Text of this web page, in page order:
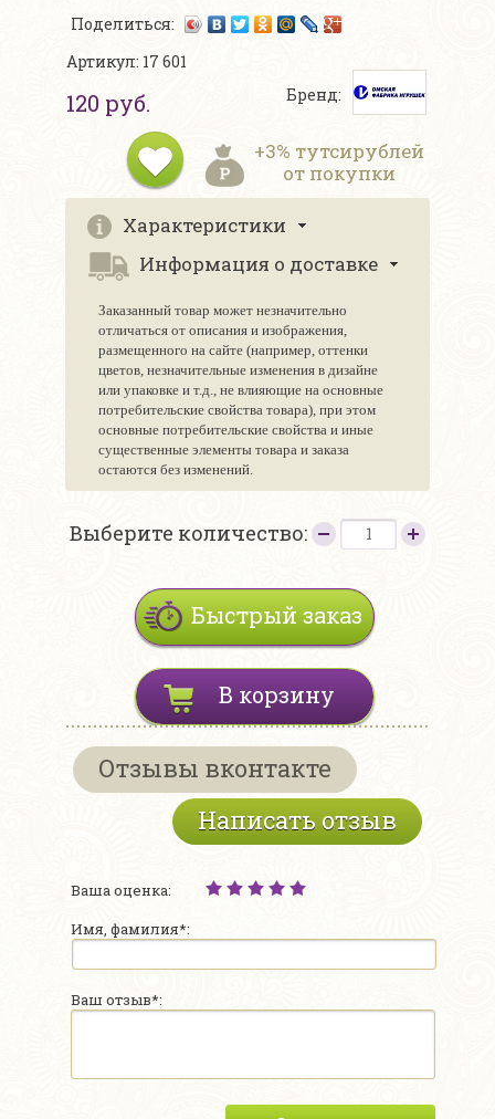
Поделиться:
Артикул: 17 601
120 руб. Бренд:
+3% тутсирублей
от покупки
Характеристики
Информация о доставке
Заказанный товар может незначительно
отличаться от описания и изображения,
размещенного на сайте (например, оттенки
цветов, незначительные изменения в дизайне
или упаковке и т.д., не влияющие на основные
потребительские свойства товара), при этом
основные потребительские свойства и иные
существенные элементы товара и заказа
остаются без изменений.
Выберите количество:
Быстрый заказ
В корзину
Отзывы вконтакте
Написать отзыв
Ваша оценка:
Имя, фамилия*:
Ваш отзыв*: